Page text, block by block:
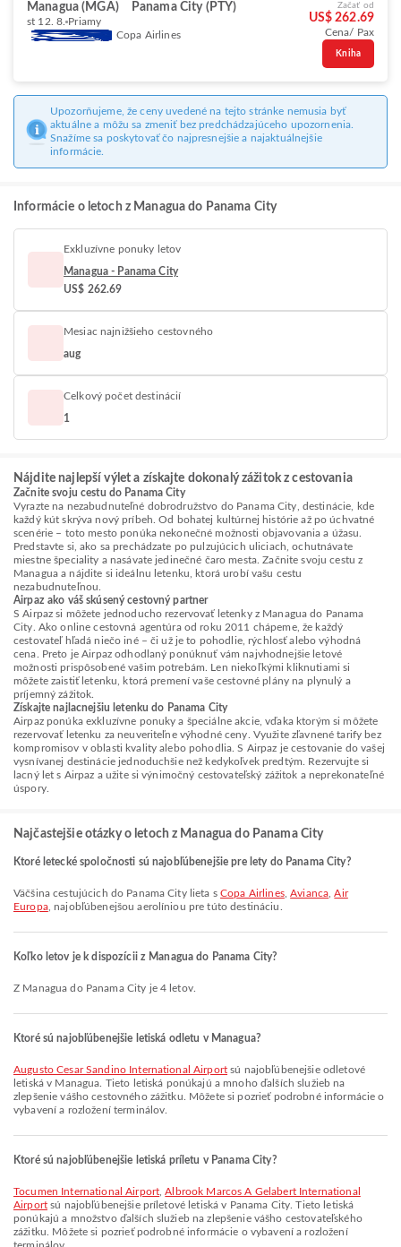
Managua (MGA) Panama City (PTY)
st 12. 8. Priamy
Copa Airlines
Začať od
US$ 262.69
Cena/ Pax
Kniha
Upozorňujeme, že ceny uvedené na tejto stránke nemusia byť
aktuálne a môžu sa zmeniť bez predchádzajúceho upozornenia.
Snažíme sa poskytovať čo najpresnejšie a najaktuálnejšie
informácie.
Informácie o letoch z Managua do Panama City
Exkluzívne ponuky letov
Managua - Panama City
US$ 262.69
Mesiac najnižšieho cestovného
aug
Celkový počet destinácií
1
Nájdite najlepší výlet a získajte dokonalý zážitok z cestovania
Začnite svoju cestu do Panama City
Vyrazte na nezabudnuteľné dobrodružstvo do Panama City, destinácie, kde
každý kút skrýva nový príbeh. Od bohatej kultúrnej histórie až po úchvatné
scenérie – toto mesto ponúka nekonečné možnosti objavovania a úžasu.
Predstavte si, ako sa prechádzate po pulzujúcich uliciach, ochutnávate
miestne špeciality a nasávate jedinečné čaro mesta. Začnite svoju cestu z
Managua a nájdite si ideálnu letenku, ktorá urobí vašu cestu
nezabudnuteľnou.
Airpaz ako váš skúsený cestovný partner
S Airpaz si môžete jednoducho rezervovať letenky z Managua do Panama
City. Ako online cestovná agentúra od roku 2011 chápeme, že každý
cestovateľ hľadá niečo iné – či už je to pohodlie, rýchlosť alebo výhodná
cena. Preto je Airpaz odhodlaný ponúknuť vám najvhodnejšie letové
možnosti prispôsobené vašim potrebám. Len niekoľkými kliknutiami si
môžete zaistiť letenku, ktorá premení vaše cestovné plány na plynulý a
príjemný zážitok.
Získajte najlacnejšiu letenku do Panama City
Airpaz ponúka exkluzívne ponuky a špeciálne akcie, vďaka ktorým si môžete
rezervovať letenku za neuveriteľne výhodné ceny. Využite zľavnené tarify bez
kompromisov v oblasti kvality alebo pohodlia. S Airpaz je cestovanie do vašej
vysnívanej destinácie jednoduchšie než kedykoľvek predtým. Rezervujte si
lacný let s Airpaz a užite si výnimočný cestovateľský zážitok a neprekonateľné
úspory.
Najčastejšie otázky o letoch z Managua do Panama City
Ktoré letecké spoločnosti sú najobľúbenejšie pre lety do Panama City?
Väčšina cestujúcich do Panama City lieta sCopa Airlines,Avianca ,Air
Europa, najobľúbenejšou aerolíniou pre túto destináciu.
Koľko letov je k dispozícii z Managua do Panama City?
Z Managua do Panama City je 4 letov.
Ktoré sú najobľúbenejšie letiská odletu v Managua?
Augusto Cesar Sandino International Airport sú najobľúbenejšie odletové
letiská v Managua. Tieto letiská ponúkajú a mnoho ďalších služieb na
zlepšenie vášho cestovného zážitku. Môžete si pozrieť podrobné informácie o
vybavení a rozložení terminálov.
Ktoré sú najobľúbenejšie letiská príletu v Panama City?
Tocumen International Airport ,Albrook Marcos A Gelabert International
Airportsú najobľúbenejšie príletové letiská v Panama City. Tieto letiská
ponúkajú a množstvo ďalších služieb na zlepšenie vášho cestovateľského
zážitku. Môžete si pozrieť podrobné informácie o vybavení a rozložení